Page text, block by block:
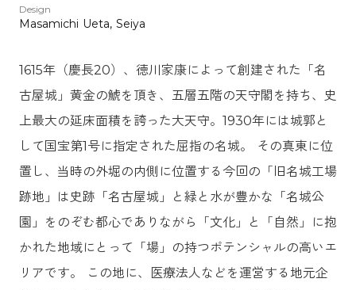
Design
Masamichi Ueta, Seiya
1615年（慶長20）、徳川家康によって創建された「名
古屋城」黄金の鯱を頂き、五層五階の天守閣を持ち、史
上最大の延床面積を誇った大天守。1930年には城郭と
して国宝第1号に指定された屈指の名城。 その真東に位
置し、当時の外堀の内側に位置する今回の「旧名城工場
跡地」は史跡「名古屋城」と緑と水が豊かな「名城公
園」をのぞむ都心でありながら「文化」と「自然」に抱
かれた地域にとって「場」の持つポテンシャルの高いエ
リアです。 この地に、医療法人などを運営する地元企